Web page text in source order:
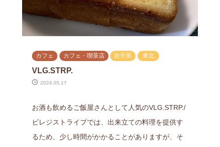
カフェ カフェ・喫茶店 岩手県 東北
VLG.STRP.
2024.05.17
お酒も飲めるご飯屋さんとして人気のVLG.STRP./
ビレジストライプでは、出来立ての料理を提供す
るため、少し時間がかかることがありますが、そ